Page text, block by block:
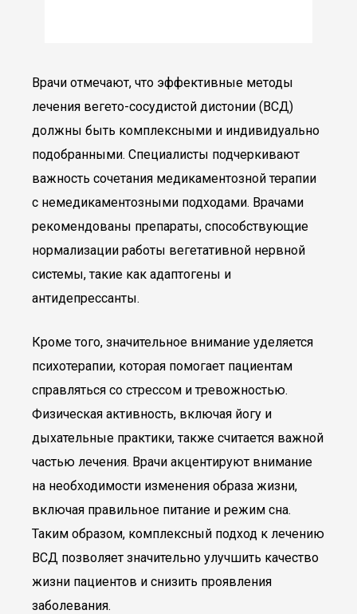
Врачи отмечают, что эффективные методы
лечения вегето-сосудистой дистонии (ВСД)
должны быть комплексными и индивидуально
подобранными. Специалисты подчеркивают
важность сочетания медикаментозной терапии
с немедикаментозными подходами. Врачами
рекомендованы препараты, способствующие
нормализации работы вегетативной нервной
системы, такие как адаптогены и
антидепрессанты.
Кроме того, значительное внимание уделяется
психотерапии, которая помогает пациентам
справляться со стрессом и тревожностью.
Физическая активность, включая йогу и
дыхательные практики, также считается важной
частью лечения. Врачи акцентируют внимание
на необходимости изменения образа жизни,
включая правильное питание и режим сна.
Таким образом, комплексный подход к лечению
ВСД позволяет значительно улучшить качество
жизни пациентов и снизить проявления
заболевания.